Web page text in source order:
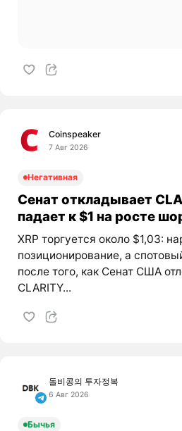
Coinspeaker
7 Авг 2026
Негативная
Сенат откладывает
падает к $1 на росте
XRP торгуется около $1,03:
позиционирование, а
после того, как Сенат США
CLARITY...
돌비콩의 투자정복
6 Авг 2026
Бычья